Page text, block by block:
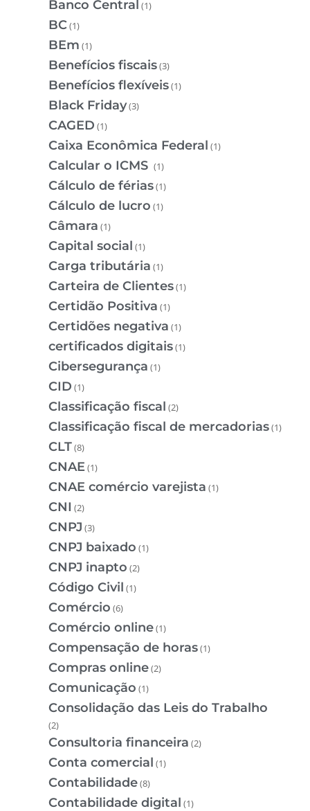
Banco Central (1)
BC(1)
BEm (1)
Benefícios fiscais(3)
Benefícios flexíveis(1)
Black Friday(3)
CAGED (1)
Caixa Econômica Federal (1)
Calcular o ICMS (1)
Cálculo de férias(1)
Cálculo de lucro (1)
Câmara (1)
Capital social (1)
Carga tributária (1)
Carteira de Clientes(1)
Certidão Positiva (1)
Certidões negativa (1)
certificados digitais(1)
Cibersegurança (1)
CID (1)
Classificação fiscal (2)
Classificação fiscal de mercadorias(1)
CLT(8)
CNAE(1)
CNAE comércio varejista (1)
CNI (2)
CNPJ (3)
CNPJ baixado (1)
CNPJ inapto (2)
Código Civil (1)
Comércio (6)
Comércio online(1)
Compensação de horas(1)
Compras online(2)
Comunicação (1)
Consolidação das Leis do Trabalho
(2)
Consultoria financeira (2)
Conta comercial (1)
Contabilidade(8)
Contabilidade digital (1)